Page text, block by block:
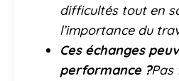
difficultés tout en
l’importance du
Ces échanges
performance ?Pas